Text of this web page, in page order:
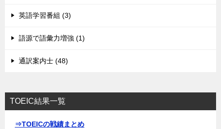
英語学習番組 (3)
語源で語彙力増強 (1)
通訳案内士 (48)
TOEIC結果一覧
⇒TOEICの戦績まとめ